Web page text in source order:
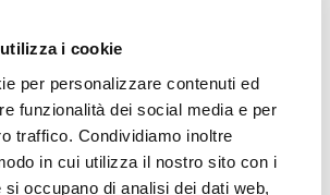
i cookie
per personalizzare contenuti ed
funzionalità dei social media e per
traffico. Condividiamo inoltre
in cui utilizza il nostro sito con i
occupano di analisi dei dati web,
Assicurazioni: grande
alla Convention degli
partner 2026
2026